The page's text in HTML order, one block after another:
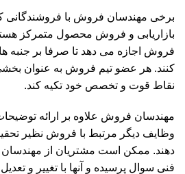
برخی مهندسان فروش با فروشندگانی
بازاریابی و فروش محصول متمرکز
فروش اجازه می دهد تا صرفا بر جنبه
کنند. هر عضو تیم فروش به عنوان بخشی
نقاط قوت و تخصص خود تکیه کند.
مهندسان فروش علاوه بر ارائه
وظایف دیگر مرتبط با فروش نظیر
دهند. ممکن است مشتریان از
فنی سوال پرسیده و آنها با تغییر و